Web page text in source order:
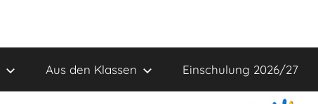
Aus den Klassen Einschulung 2026/27